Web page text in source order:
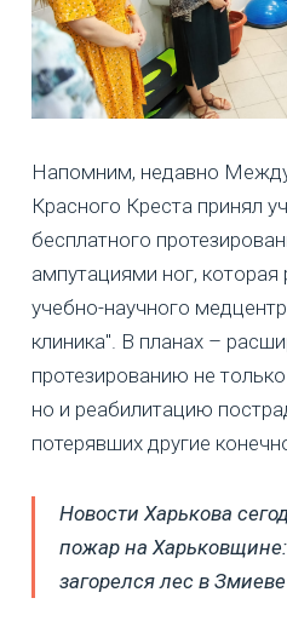
Напомним, недавно
Красного Креста принял
бесплатного
ампутациями ног, которая
учебно-научного
клиника". В планах –
протезированию не
но и реабилитацию
потерявших другие
Новости Харькова
пожар на
загорелся лес в Змиеве